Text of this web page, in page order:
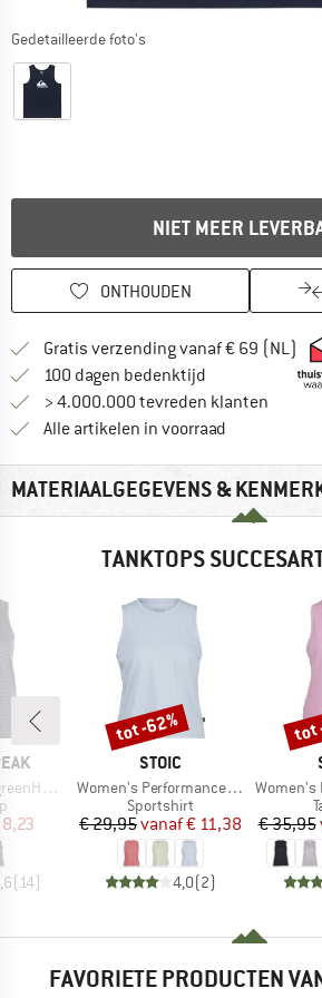
Gedetailleerde foto's
NIET MEER
ONTHOUDEN
Gratis verzending vanaf € 69 (NL)
100 dagen bedenktijd Vind de
> 4.000.000 tevreden klanten
Alle artikelen in voorraad
MATERIAALGEGEVENS &
TANKTOPS
Tank
prijs
(14)
MERK
STOIC
Artikel
Women's PerformanceMerino BorgholmSt. Tank
Productgroep
Sportshirt
Prijs
€ 29,95 Verlaagde prijs
vanaf€ 11,38
4,0(2)
Korting
tot -62%
Artikel
Women's
€ 35,95
tot
FAVORIETE PRODUCTEN